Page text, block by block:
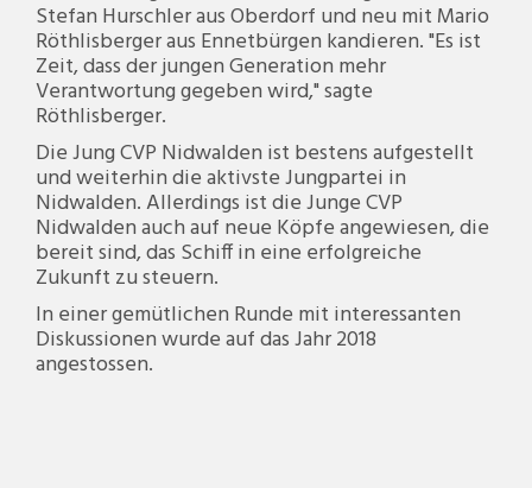
Stefan Hurschler aus Oberdorf und neu mit Mario
Röthlisberger aus Ennetbürgen kandieren. "Es ist
Zeit, dass der jungen Generation mehr
Verantwortung gegeben wird," sagte
Röthlisberger.
Die Jung CVP Nidwalden ist bestens aufgestellt
und weiterhin die aktivste Jungpartei in
Nidwalden. Allerdings ist die Junge CVP
Nidwalden auch auf neue Köpfe angewiesen, die
bereit sind, das Schiff in eine erfolgreiche
Zukunft zu steuern.
In einer gemütlichen Runde mit interessanten
Diskussionen wurde auf das Jahr 2018
angestossen.